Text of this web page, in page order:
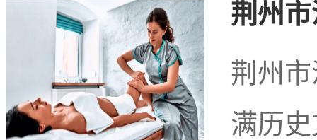
行业的蓬勃发展，也反
心放松的需求，为这个
荆州
荆州
满历